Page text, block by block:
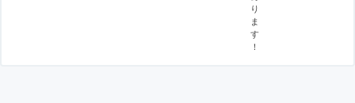
り
ま
す
！